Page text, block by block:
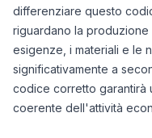
differenziare questo
riguardano la
esigenze, i materiali e le
significativamente a
codice corretto garantirà
coerente dell'attività